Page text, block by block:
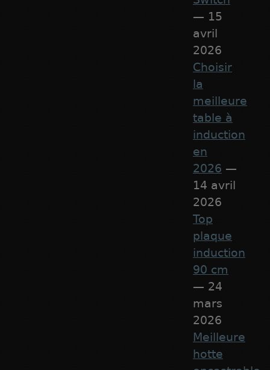
— 15
avril
2026
Choisir
la
meilleure
table à
induction
en
2026 —
14 avril
2026
Top
plaque
induction
90 cm
— 24
mars
2026
Meilleure
hotte